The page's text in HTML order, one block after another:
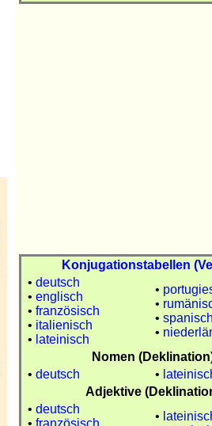
Konjugationstabellen
• deutsch
• englisch
• französisch
• italienisch
• lateinisch
•
•
• spanisch
•
Nomen
• deutsch •
Adjektive
• deutsch
•